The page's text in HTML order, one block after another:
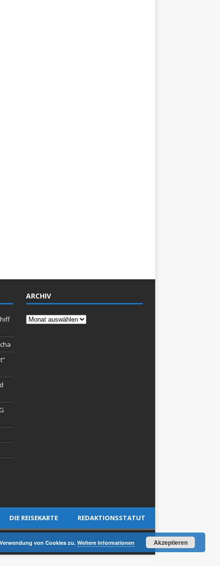
ARCHIV
Archiv
DIE REISEKARTE REDAKTIONSSTATUT
von Cookies zu. Weitere Informationen Akzeptieren